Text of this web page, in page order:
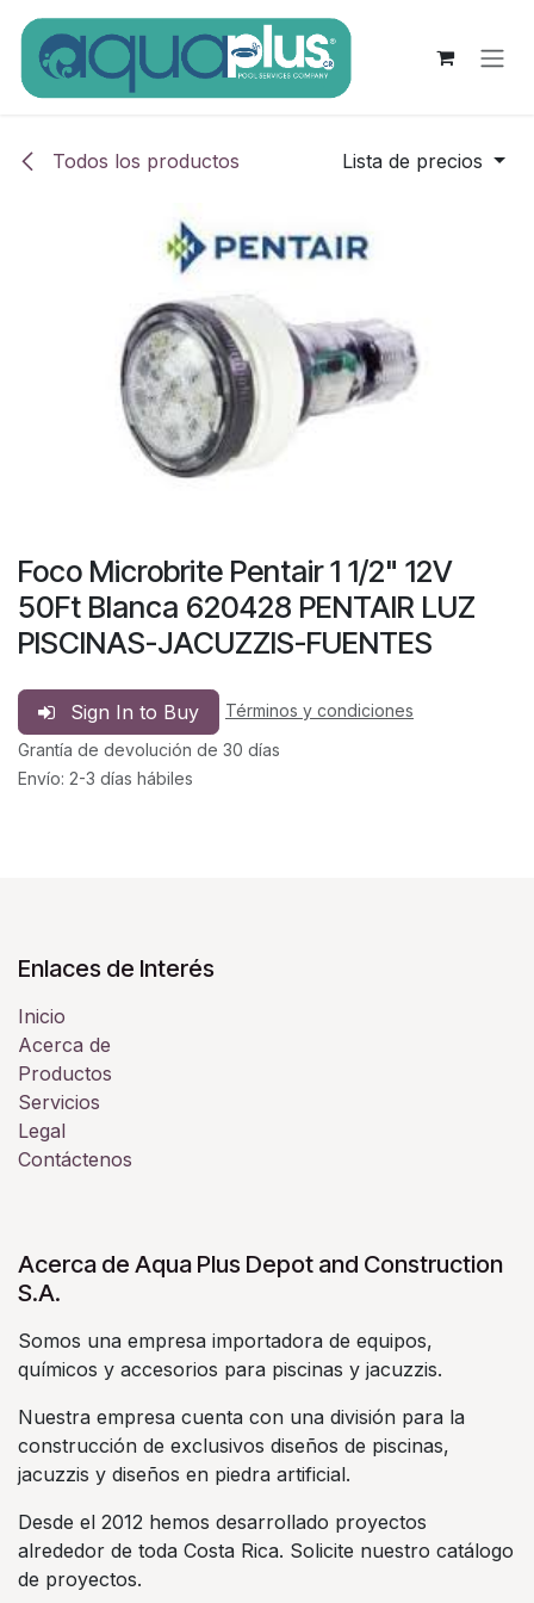
Ir al contenido
Todos los productos Lista de precios
Foco Microbrite Pentair 1 1/2" 12V
50Ft Blanca 620428 PENTAIR LUZ
PISCINAS-JACUZZIS-FUENTES
Sign In to Buy
Términos y condiciones
Grantía de devolución de 30 días
Envío: 2-3 días hábiles
Enlaces de Interés
Inicio
Acerca de
Productos
Servicios
Legal
Contáctenos
Acerca de Aqua Plus Depot and Construction
S.A.
Somos una empresa importadora de equipos,
químicos y accesorios para piscinas y jacuzzis.
Nuestra empresa cuenta con una división para la
construcción de exclusivos diseños de piscinas,
jacuzzis y diseños en piedra artificial.
Desde el 2012 hemos desarrollado proyectos
alrededor de toda Costa Rica. Solicite nuestro catálogo
de proyectos.